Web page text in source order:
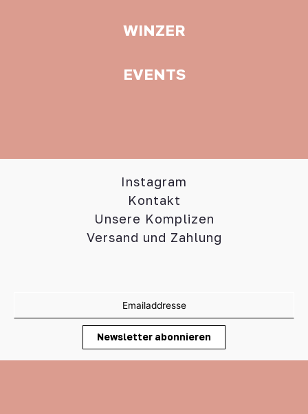
WINZER
EVENTS
Instagram
Kontakt
Unsere Komplizen
Versand und Zahlung